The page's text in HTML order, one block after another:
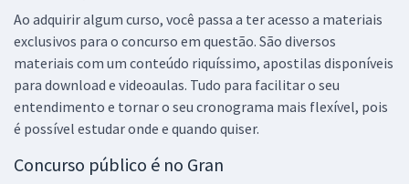
Ao adquirir algum curso, você passa a ter acesso a materiais
exclusivos para o concurso em questão. São diversos
materiais com um conteúdo riquíssimo, apostilas disponíveis
para download e videoaulas. Tudo para facilitar o seu
entendimento e tornar o seu cronograma mais flexível, pois
é possível estudar onde e quando quiser.
Concurso público é no Gran